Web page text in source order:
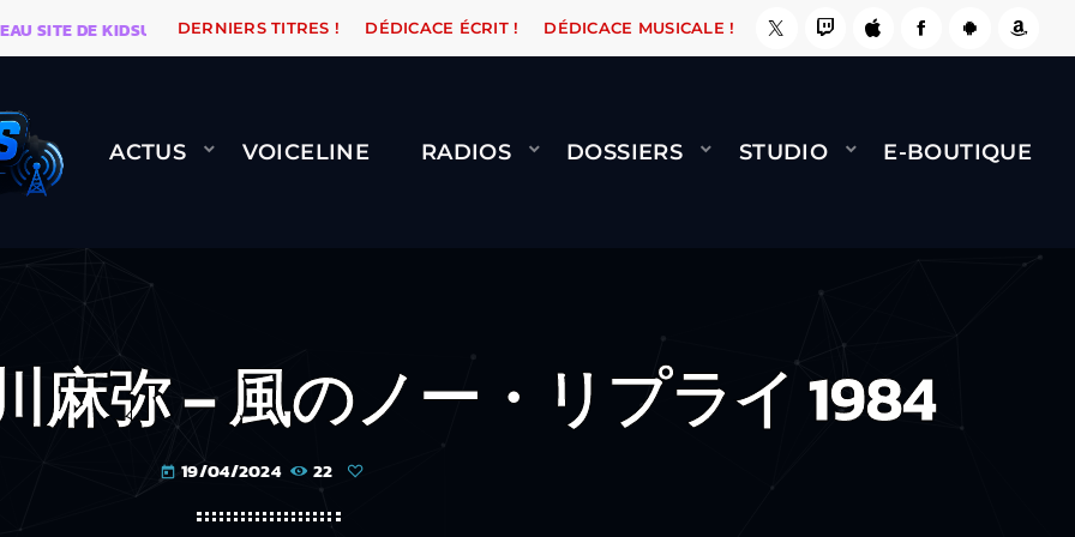
DE KIDSUNE WARÉTRO ORANGE ROAD QUI PASSE, ÇA LE FAIT ! NAMI BERNARD MINET - FLY
DERNIERS TITRES ! DÉDICACE ÉCRIT ! DÉDICACE MUSICALE !
ACTUS VOICELINE RADIOS DOSSIERS STUDIO E-BOUTIQUE
麻弥 – 風のノー・リプライ 1984
today 19/04/2024 22